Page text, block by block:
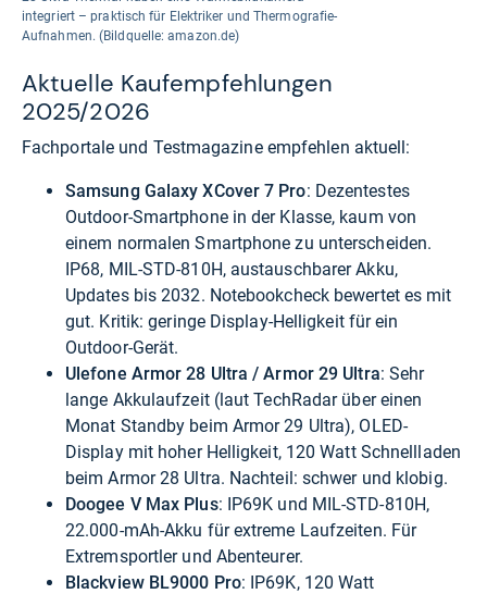
integriert – praktisch für Elektriker und Thermografie-
Aufnahmen. (Bildquelle: amazon.de)
Aktuelle Kaufempfehlungen
2025/2026
Fachportale und Testmagazine empfehlen aktuell:
Samsung Galaxy XCover 7 Pro: Dezentestes
Outdoor-Smartphone in der Klasse, kaum von
einem normalen Smartphone zu unterscheiden.
IP68, MIL-STD-810H, austauschbarer Akku,
Updates bis 2032. Notebookcheck bewertet es mit
gut. Kritik: geringe Display-Helligkeit für ein
Outdoor-Gerät.
Ulefone Armor 28 Ultra / Armor 29 Ultra: Sehr
lange Akkulaufzeit (laut TechRadar über einen
Monat Standby beim Armor 29 Ultra), OLED-
Display mit hoher Helligkeit, 120 Watt Schnellladen
beim Armor 28 Ultra. Nachteil: schwer und klobig.
Doogee V Max Plus: IP69K und MIL-STD-810H,
22.000-mAh-Akku für extreme Laufzeiten. Für
Extremsportler und Abenteurer.
Blackview BL9000 Pro: IP69K, 120 Watt